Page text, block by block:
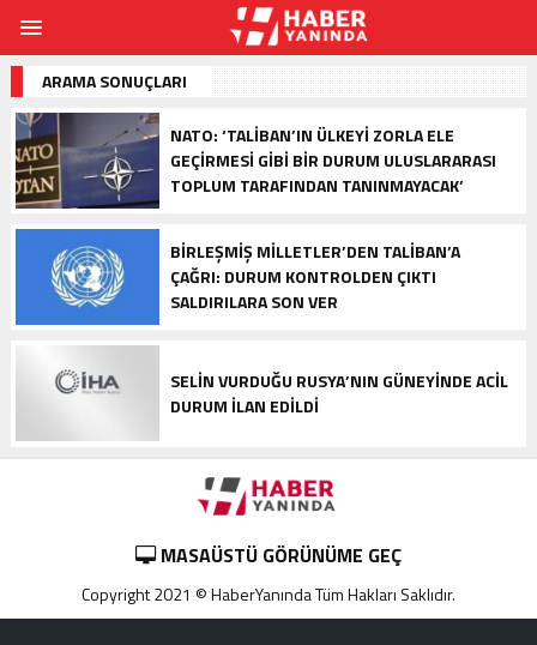
ARAMA SONUÇLARI
NATO: ‘TALIBAN’IN ÜLKEYI ZORLA ELE
GEÇIRMESI GIBI BIR DURUM ULUSLARARASI
TOPLUM TARAFINDAN TANINMAYACAK’
BIRLEŞMIŞ MILLETLER’DEN TALIBAN’A
ÇAĞRI: DURUM KONTROLDEN ÇIKTI
SALDIRILARA SON VER
SELIN VURDUĞU RUSYA’NIN GÜNEYINDE ACIL
DURUM ILAN EDILDI
MASAÜSTÜ GÖRÜNÜME GEÇ
Copyright 2021 © HaberYanında Tüm Hakları Saklıdır.